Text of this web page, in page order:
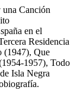
Canción
en el
Residencia
(1947), Que
1957), Todo
Isla Negra